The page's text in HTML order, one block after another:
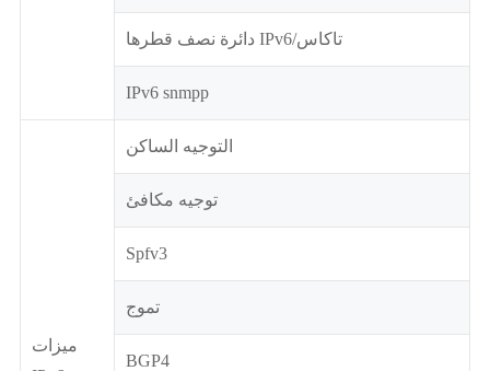
دائرة نصف قطرها IPv6/تاكاس
IPv6 snmpp
ميزات
التوجيه الساكن
توجيه مكافئ
Spfv3
تموج
BGP4